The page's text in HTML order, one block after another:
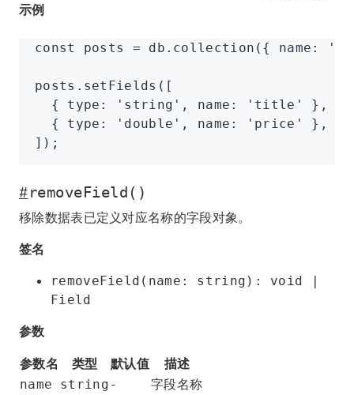
示例
const posts = db .collection ({ name :
posts .setFields ([
  { type
: 'string' , name : 'title' } ,
  { type
: 'double' , name : 'price' } ,
]);
#removeField()
移除数据表已定义对应名称的字段对象。
签名
removeField(name: string): void |
Field
参数
参数名
类型 默认值 描述
name string -
字段名称